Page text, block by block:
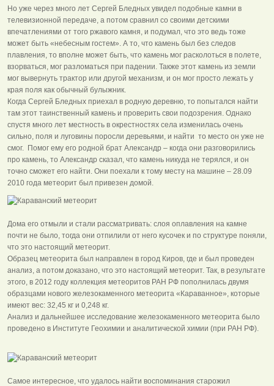
Но уже через много лет Сергей Бледных увидел подобные камни в
телевизионной передаче, а потом сравнил со своими детскими
впечатлениями от того ржавого камня, и подумал, что это ведь тоже
может быть «небесным гостем». А то, что камень был без следов
плавления, то вполне может быть, что камень мог расколоться в полете,
взорваться, мог разломаться при падении. Также этот камень из земли
мог вывернуть трактор или другой механизм, и он мог просто лежать у
края поля как обычный булыжник.
Когда Сергей Бледных приехал в родную деревню, то попытался найти
там этот таинственный камень и проверить свои подозрения. Однако
спустя много лет местность в окрестностях села изменилась очень
сильно, поля и луговины поросли деревьями, и найти то место он уже не
смог. Помог ему его родной брат Александр – когда они разговорились
про камень, то Александр сказал, что камень никуда не терялся, и он
точно сможет его найти. Они поехали к тому месту на машине – 28.09
2010 года метеорит был привезен домой.
Дома его отмыли и стали рассматривать: слоя оплавления на камне
почти не было, тогда они отпилили от него кусочек и по структуре поняли,
что это настоящий метеорит.
Образец метеорита был направлен в город Киров, где и был проведен
анализ, а потом доказано, что это настоящий метеорит. Так, в результате
этого, в 2012 году коллекция метеоритов РАН РФ пополнилась двумя
образцами нового железокаменного метеорита «Караванное», которые
имеют вес: 32,45 кг и 0,248 кг.
Анализ и дальнейшее исследование железокаменного метеорита было
проведено в Институте Геохимии и аналитической химии (при РАН РФ).
Самое интересное, что удалось найти воспоминания старожил